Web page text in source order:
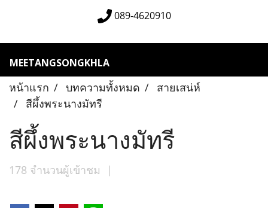
089-4620910
MEETANGSONGKHLA
หน้าแรก บทความทั้งหมด
สายเสน่ห์
สีผึ้งพระนางมัทรี
สีผึ้งพระนางมัทรี
178 จำนวนผู้เข้าชม |